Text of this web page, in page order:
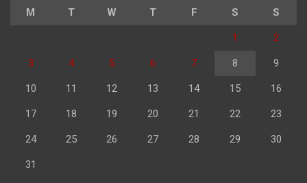
M T W T F S S
1 2
3 4 5 6 7 8 9
10 11 12 13 14 15 16
17 18 19 20 21 22 23
24 25 26 27 28 29 30
31